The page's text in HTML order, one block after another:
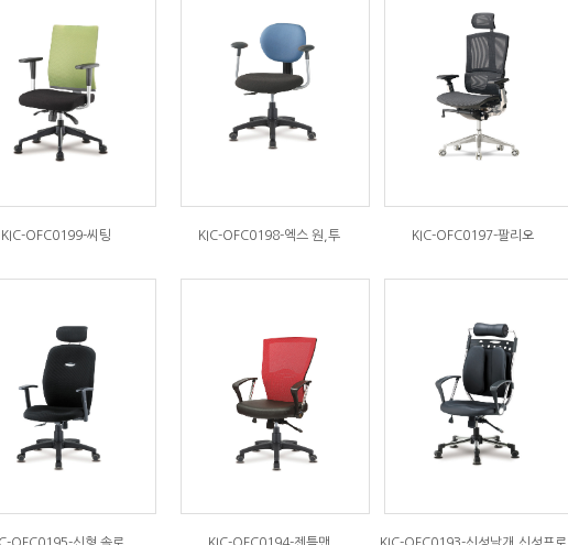
KIC-OFC0199-씨팅 KIC-OFC0198-엑스 원,투 KIC-OFC0197-팔리오